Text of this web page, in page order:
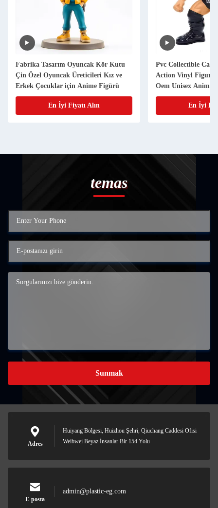
Fabrika Tasarım Oyuncak Kör Kutu
Çin Özel Oyuncak Üreticileri Kız ve
Erkek Çocuklar için Anime Figürü
En İyi Fiyatı Alın
Pvc Collectible
Action Vinyl Figure
Oem Unisex Anime
Logo Personalized
En İyi
temas
Sunmak
Adres
Huiyang Bölgesi, Huizhou Şehri, Qiuchang Caddesi Ofisi
Weibwei Beyaz İnsanlar Bir 154 Yolu
E-posta
admin@plastic-eg.com